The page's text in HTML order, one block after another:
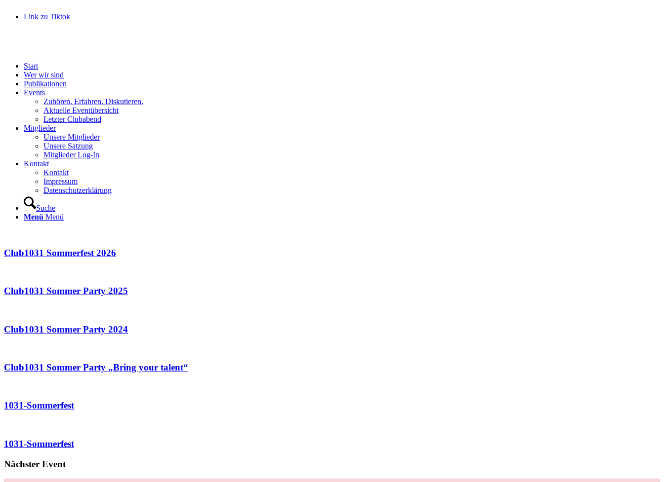
Link zu Tiktok
Start
Wer wir sind
Publikationen
Events
Zuhören. Erfahren. Diskutieren.
Aktuelle Eventübersicht
Letzter Clubabend
Mitglieder
Unsere Mitglieder
Unsere Satzung
Mitglieder Log-In
Kontakt
Kontakt
Impressum
Datenschutzerklärung
Suche
Menü Menü
Club1031 Sommerfest 2026
Club1031 Sommer Party 2025
Club1031 Sommer Party 2024
Club1031 Sommer Party „Bring your talent“
1031-Sommerfest
1031-Sommerfest
Nächster Event